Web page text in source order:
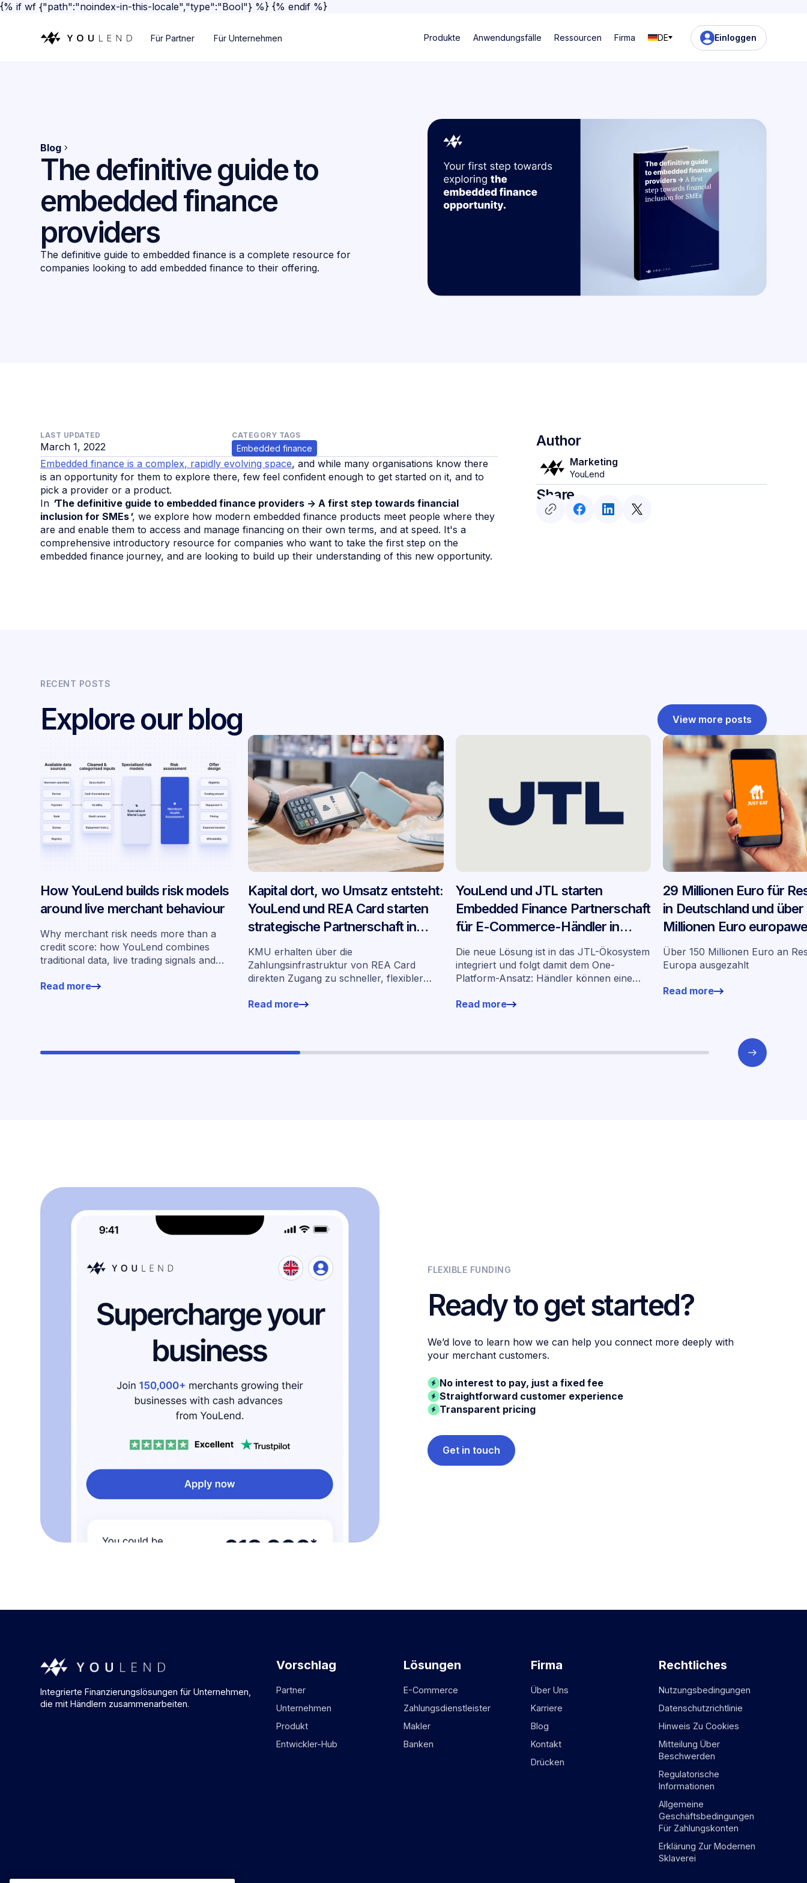
{% if wf {"path":"noindex-in-this-locale","type":"Bool"} %} {% endif %}
Für Partner Für Unternehmen Produkte Anwendungsfälle Ressourcen Firma DE Einloggen
Blog
The definitive guide to
embedded finance
providers
The definitive guide to embedded finance is a complete resource for
companies looking to add embedded finance to their offering.
LAST UPDATED
March 1, 2022
CATEGORY TAGS
Embedded finance
Embedded finance is a complex, rapidly evolving space, and while many organisations know there
is an opportunity for them to explore there, few feel confident enough to get started on it, and to
pick a provider or a product.
In 'The definitive guide to embedded finance providers -> A first step towards financial
inclusion for SMEs', we explore how modern embedded finance products meet people where they
are and enable them to access and manage financing on their own terms, and at speed. It's a
comprehensive introductory resource for companies who want to take the first step on the
embedded finance journey, and are looking to build up their understanding of this new opportunity.
Author
Marketing
YouLend
Share
RECENT POSTS
Explore our blog View more posts
How YouLend builds risk models
around live merchant behaviour
Why merchant risk needs more than a
credit score: how YouLend combines
traditional data, live trading signals and
offers.
Read more
Kapital dort, wo Umsatz entsteht:
YouLend und REA Card starten
strategische Partnerschaft in
Deutschland
KMU erhalten über die
Zahlungsinfrastruktur von REA Card
direkten Zugang zu schneller, flexibler
Kartenumsätze
Read more
YouLend und JTL starten
Embedded Finance Partnerschaft
für E-Commerce-Händler in
Deutschland
Die neue Lösung ist in das JTL-Ökosystem
integriert und folgt damit dem One-
Platform-Ansatz: Händler können eine
vertraute Arbeitsumgebung zu verlassen.
Read more
29 Millionen Euro für
in Deutschland und über
Millionen Euro
YouLend und
Bilanz ihrer
Über 150 Millionen Euro an
Europa ausgezahlt
Read more
FLEXIBLE FUNDING
Ready to get started?
We’d love to learn how we can help you connect more deeply with
your merchant customers.
No interest to pay, just a fixed fee
Straightforward customer experience
Transparent pricing
Get in touch
Integrierte Finanzierungslösungen für Unternehmen,
die mit Händlern zusammenarbeiten.
Vorschlag
Partner
Unternehmen
Produkt
Entwickler-Hub
Lösungen
E-Commerce
Zahlungsdienstleister
Makler
Banken
Firma
Über Uns
Karriere
Blog
Kontakt
Drücken
Rechtliches
Nutzungsbedingungen
Datenschutzrichtlinie
Hinweis Zu Cookies
Mitteilung Über
Beschwerden
Regulatorische
Informationen
Allgemeine
Geschäftsbedingungen
Für Zahlungskonten
Erklärung Zur Modernen
Sklaverei